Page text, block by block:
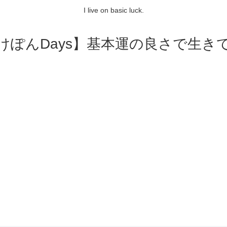
I live on basic luck.
ぽんDays】基本運の良さで生き